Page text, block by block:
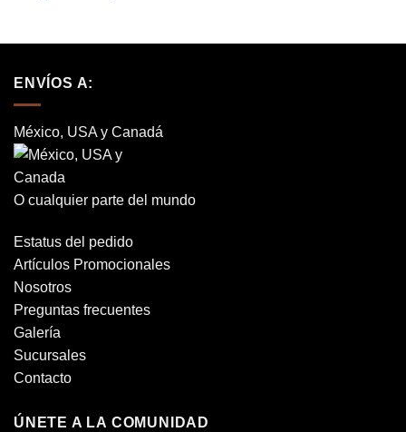
ENVÍOS A:
México, USA y Canadá
O cualquier parte del mundo
Estatus del pedido
Artículos Promocionales
Nosotros
Preguntas frecuentes
Galería
Sucursales
Contacto
ÚNETE A LA COMUNIDAD